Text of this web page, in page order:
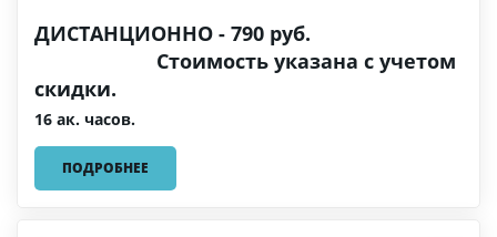
ДИСТАНЦИОННО - 790 руб.
Стоимость указана с учетом
скидки.
16 ак. часов.
ПОДРОБНЕЕ